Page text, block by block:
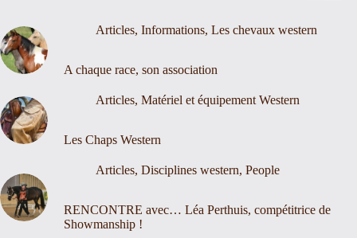
Articles, Informations, Les chevaux western
A chaque race, son association
Articles, Matériel et équipement Western
Les Chaps Western
Articles, Disciplines western, People
RENCONTRE avec… Léa Perthuis, compétitrice de
Showmanship !